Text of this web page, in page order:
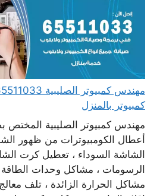
كمبيوتر بالمنزل
مهندس كمبيوتر الصليبية المختص
أعطال الكومبيوترات من ظهور
الشاشة السوداء ، تعطيل كرت
الرسومات ، مشاكل وحدات الطاقة
مشاكل الحرارة الزائدة ، تلف